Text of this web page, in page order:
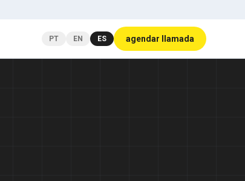
PT EN ES agendar llamada